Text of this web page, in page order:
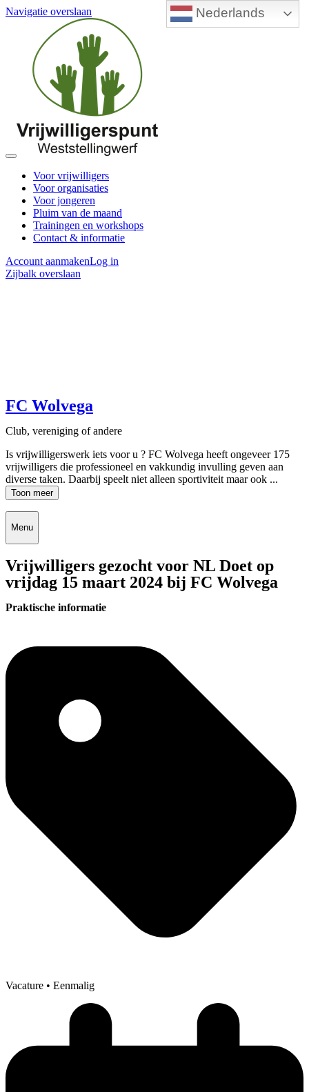
Nederlands
Navigatie overslaan
Voor vrijwilligers
Voor organisaties
Voor jongeren
Pluim van de maand
Trainingen en workshops
Contact & informatie
Account aanmakenLog in
Zijbalk overslaan
FC Wolvega
Club, vereniging of andere
Is vrijwilligerswerk iets voor u ? FC Wolvega heeft ongeveer 175
vrijwilligers die professioneel en vakkundig invulling geven aan
diverse taken. Daarbij speelt niet alleen sportiviteit maar ook ...
Toon meer
Menu
Vrijwilligers gezocht voor NL Doet op
vrijdag 15 maart 2024 bij FC Wolvega
Praktische informatie
Vacature • Eenmalig